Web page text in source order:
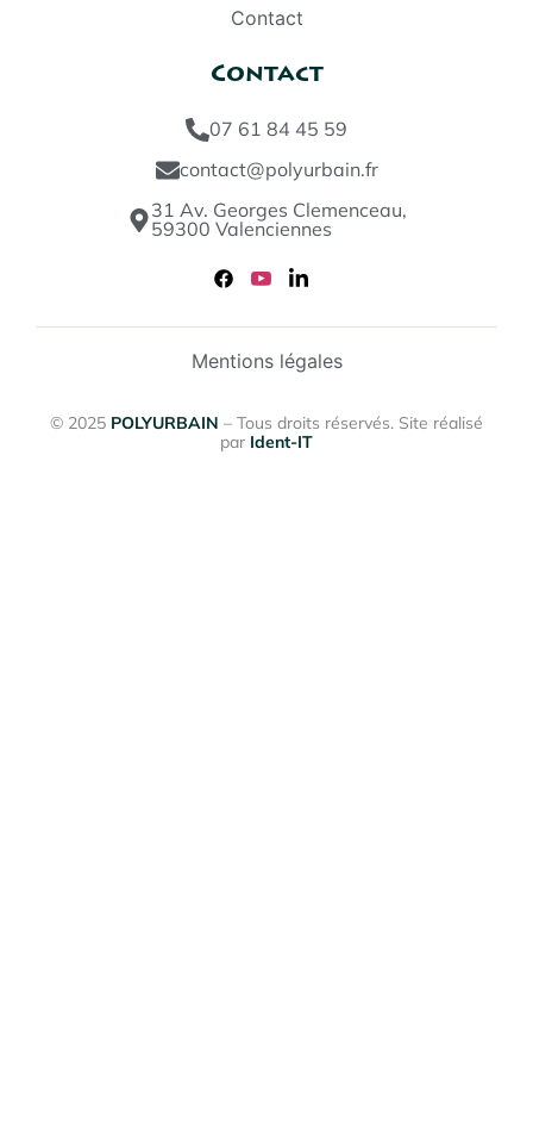
Contact
Contact
07 61 84 45 59
contact@polyurbain.fr
31 Av. Georges Clemenceau,
59300 Valenciennes
© 2025 POLYURBAIN – Tous droits réservés. Site réalisé
par Ident-IT
Mentions légales